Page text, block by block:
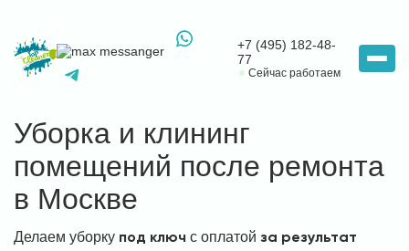
+7 (495) 182-48-
77
Сейчас работаем
Уборка и клининг
помещений после ремонта
в Москве
Делаем уборку под ключ с оплатой за результат